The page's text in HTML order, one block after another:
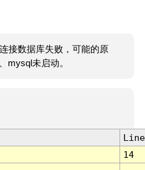
接数据库失败，可能的原
mysql未启动。
Line
14